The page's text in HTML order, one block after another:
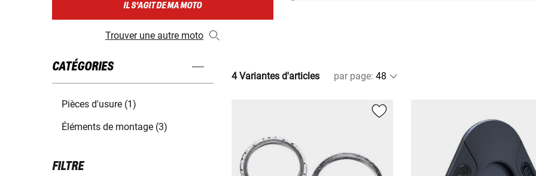
IL S'AGIT DE MA MOTO
Trouver une autre moto
CATÉGORIES
Pièces d'usure (1)
Éléments de montage (3)
FILTRE
4 Variantes d'articles par page: